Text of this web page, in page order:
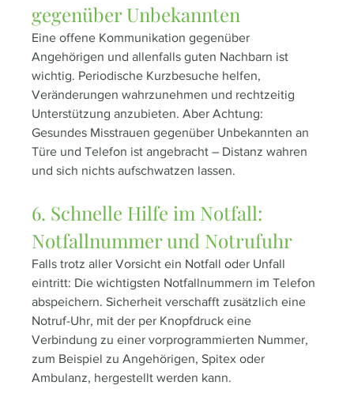
gegenüber Unbekannten
Eine offene Kommunikation gegenüber
Angehörigen und allenfalls guten Nachbarn ist
wichtig. Periodische Kurzbesuche helfen,
Veränderungen wahrzunehmen und rechtzeitig
Unterstützung anzubieten. Aber Achtung:
Gesundes Misstrauen gegenüber Unbekannten an
Türe und Telefon ist angebracht – Distanz wahren
und sich nichts aufschwatzen lassen.
6. Schnelle Hilfe im Notfall:
Notfallnummer und Notrufuhr
Falls trotz aller Vorsicht ein Notfall oder Unfall
eintritt: Die wichtigsten Notfallnummern im Telefon
abspeichern. Sicherheit verschafft zusätzlich eine
Notruf-Uhr, mit der per Knopfdruck eine
Verbindung zu einer vorprogrammierten Nummer,
zum Beispiel zu Angehörigen, Spitex oder
Ambulanz, hergestellt werden kann.